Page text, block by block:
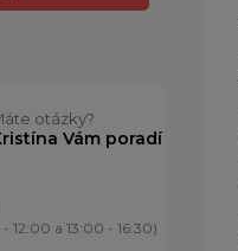
otázky?
Vám poradí
12:00 a 13:00 - 16:30)